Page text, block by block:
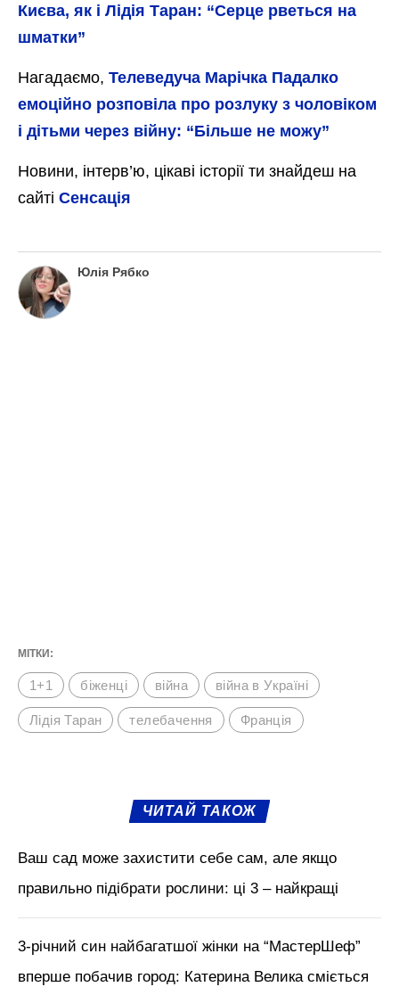
Києва, як і Лідія Таран: “Серце рветься на
шматки”
Нагадаємо, Телеведуча Марічка Падалко
емоційно розповіла про розлуку з чоловіком
і дітьми через війну: “Більше не можу”
Новини, інтерв’ю, цікаві історії ти знайдеш на
сайті Сенсація
Юлія Рябко
МІТКИ:
1+1 біженці війна війна в Україні
Лідія Таран телебачення Франція
ЧИТАЙ ТАКОЖ
Ваш сад може захистити себе сам, але якщо
правильно підібрати рослини: ці 3 – найкращі
3-річний син найбагатшої жінки на “МастерШеф”
вперше побачив город: Катерина Велика сміється